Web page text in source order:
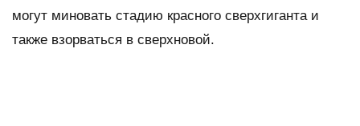
могут миновать стадию красного сверхгиганта и
также взорваться в сверхновой.